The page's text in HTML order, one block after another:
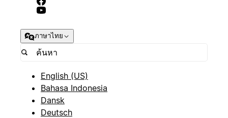
ภาษาไทย
English (US)
Bahasa Indonesia
Dansk
Deutsch